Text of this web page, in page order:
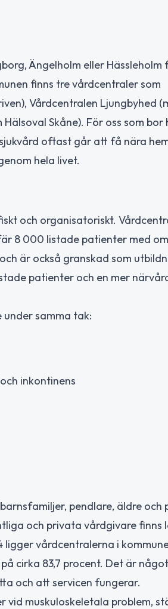
Ängelholm eller Hässleholm
finns tre vårdcentraler som
Vårdcentralen Ljungbyhed
Skåne). För oss som bor
oftast går att få nära
hela livet.
och organisatoriskt.
8 000 listade patienter med
är också granskad som
patienter och en mer
samma tak:
inkontinens
pendlare, äldre och
och privata vårdgivare finns
vårdcentralerna i
cirka 83,7 procent. Det är
och att servicen fungerar.
vid muskuloskeletala problem,